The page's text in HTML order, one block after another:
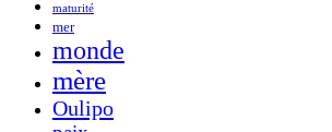
maturité
mer
monde
mère
Oulipo